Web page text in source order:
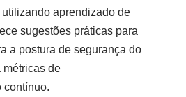
utilizando aprendizado de
sugestões práticas para
a postura de segurança do
de
contínuo.